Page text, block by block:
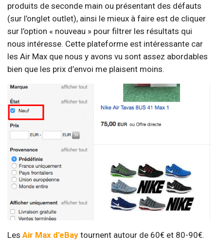
produits de seconde main ou présentant des défauts
(sur l’onglet outlet), ainsi le mieux à faire est de cliquer
sur l’option « nouveau » pour filtrer les résultats qui
nous intéresse. Cette plateforme est intéressante car
les Air Max que nous y avons vu sont assez abordables
bien que les prix d’envoi me plaisent moins.
Les Air Max d’eBay tournent autour de 60€ et 80-90€.